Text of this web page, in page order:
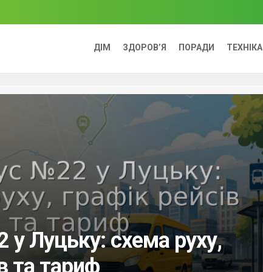
ДІМ ЗДОРОВ’Я ПОРАДИ ТЕХНІКА
Луцьку: схема руху,
та тариф